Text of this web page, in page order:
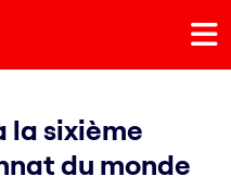
la sixième
du monde